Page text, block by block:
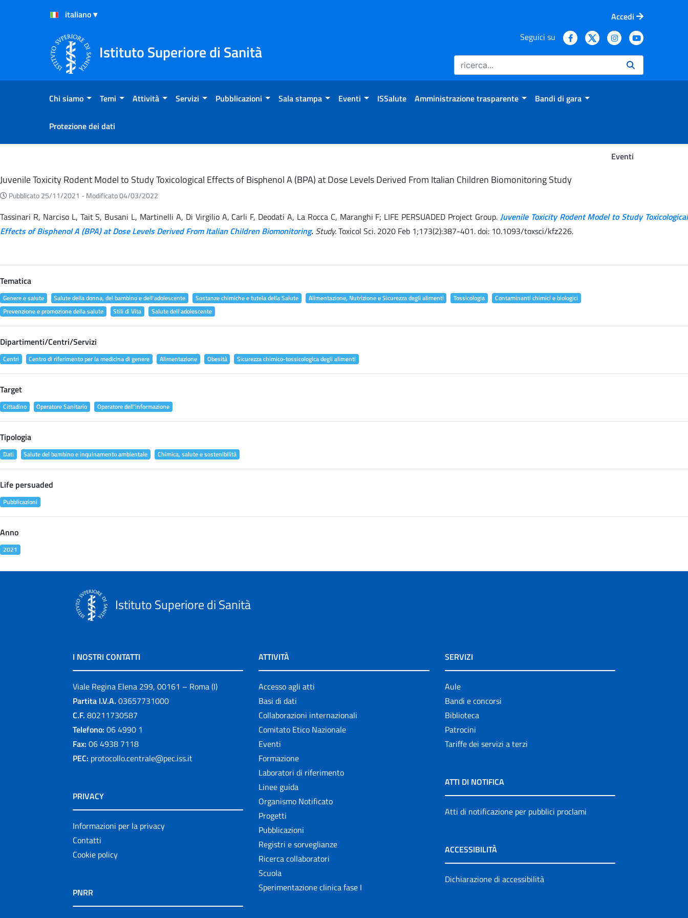
Salta al Contenuto
Salta al Footer
Accedi
Istituto Superiore di Sanità
Seguici su
Chi siamo Temi Attività Servizi Pubblicazioni Sala stampa Eventi ISSalute Amministrazione trasparente Bandi di gara
Protezione dei dati
Eventi
Eventi
Juvenile Toxicity Rodent Model to Study Toxicological Effects of Bisphenol A (BPA) at Dose Levels Derived From Italian Children Biomonitoring Study
Pubblicato 25/11/2021 - Modificato 04/03/2022
Tassinari R, Narciso L, Tait S, Busani L, Martinelli A, Di Virgilio A, Carli F, Deodati A, La Rocca C, Maranghi F; LIFE PERSUADED Project Group. Juvenile Toxicity Rodent Model to Study Toxicological
Effects of Bisphenol A (BPA) at Dose Levels Derived From Italian Children Biomonitoring. Study.Toxicol Sci. 2020 Feb 1;173(2):387-401. doi: 10.1093/toxsci/kfz226.
Tematica
Genere e salute Salute della donna, del bambino e dell'adolescente Sostanze chimiche e tutela della Salute Alimentazione, Nutrizione e Sicurezza degli alimenti Tossicologia
Contaminanti chimici e biologici
Prevenzione e promozione della salute
Stili di Vita Salute dell'adolescente
Dipartimenti/Centri/Servizi
Centri Centro di riferimento per la medicina di genere Alimentazione Obesità Sicurezza chimico-tossicologica degli alimenti
Target
Cittadino Operatore Sanitario Operatore dell'informazione
Tipologia
Dati Salute del bambino e inquinamento ambientale Chimica, salute e sostenibilità
Life persuaded
Pubblicazioni
Anno
2021
Istituto Superiore di Sanità
I NOSTRI CONTATTI
Viale Regina Elena 299, 00161 – Roma (I)
Partita I.V.A. 03657731000
C.F. 80211730587
Telefono: 06 4990 1
Fax: 06 4938 7118
PEC: protocollo.centrale@pec.iss.it
PRIVACY
Informazioni per la privacy
Contatti
Cookie policy
PNRR
ATTIVITÀ
Accesso agli atti
Basi di dati
Collaborazioni internazionali
Comitato Etico Nazionale
Eventi
Formazione
Laboratori di riferimento
Linee guida
Organismo Notificato
Progetti
Pubblicazioni
Registri e sorveglianze
Ricerca collaboratori
Scuola
Sperimentazione clinica fase I
SERVIZI
Aule
Bandi e concorsi
Biblioteca
Patrocini
Tariffe dei servizi a terzi
ATTI DI NOTIFICA
Atti di notificazione per pubblici proclami
ACCESSIBILITÀ
Dichiarazione di accessibilità